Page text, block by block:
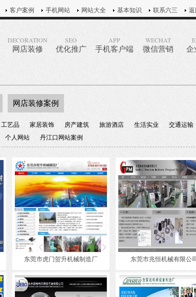
客户案例 手机网站 网站大全 基本知识 联系六三
DECORATION
网店装修
SEO
优化推广
APP
手机客户端
WECHAT
微信营销
企
网店装修案例
工艺品 家居装饰 房产建筑 旅游酒店 生活实业
交通运输
个人网站 丹江口网站案例
东莞市虎门贺升机械制造厂 东莞市兆恒机械有限公司